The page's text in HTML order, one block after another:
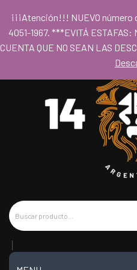
- Horario
¡¡¡Atención!!! NUEVO
4051-1967. ***EVITÁ ESTAFAS:
CUENTA QUE NO SEAN LAS